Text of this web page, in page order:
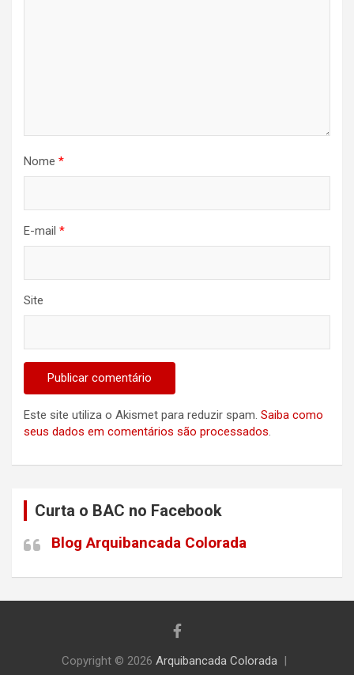
Nome *
E-mail *
Site
Este site utiliza o Akismet para reduzir spam. Saiba como
seus dados em comentários são processados.
Curta o BAC no Facebook
Blog Arquibancada Colorada
Copyright © 2026 Arquibancada Colorada